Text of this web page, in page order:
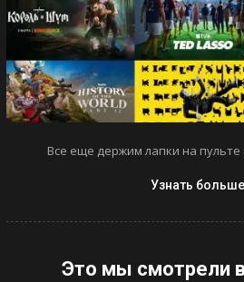
Все еще держим лапки на пульте
Узнать больше
Это мы смотрели